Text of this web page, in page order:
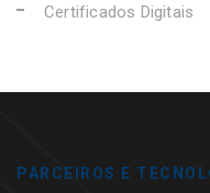
Certificados Digitais
PARCEIROS E